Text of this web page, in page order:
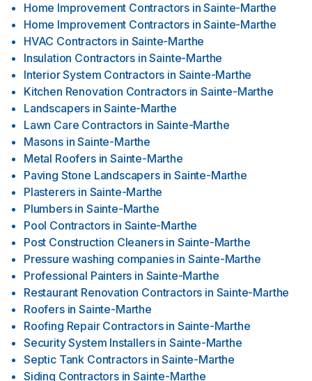
Home Improvement Contractors in Sainte-Marthe
Home Improvement Contractors in Sainte-Marthe
HVAC Contractors in Sainte-Marthe
Insulation Contractors in Sainte-Marthe
Interior System Contractors in Sainte-Marthe
Kitchen Renovation Contractors in Sainte-Marthe
Landscapers in Sainte-Marthe
Lawn Care Contractors in Sainte-Marthe
Masons in Sainte-Marthe
Metal Roofers in Sainte-Marthe
Paving Stone Landscapers in Sainte-Marthe
Plasterers in Sainte-Marthe
Plumbers in Sainte-Marthe
Pool Contractors in Sainte-Marthe
Post Construction Cleaners in Sainte-Marthe
Pressure washing companies in Sainte-Marthe
Professional Painters in Sainte-Marthe
Restaurant Renovation Contractors in Sainte-Marthe
Roofers in Sainte-Marthe
Roofing Repair Contractors in Sainte-Marthe
Security System Installers in Sainte-Marthe
Septic Tank Contractors in Sainte-Marthe
Siding Contractors in Sainte-Marthe